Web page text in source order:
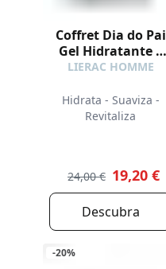
Coffret Dia do Pai
Gel Hidratante +
Gel de Banho
LIERAC HOMME
Hidrata - Suaviza -
Revitaliza
24,00 € 19,20 €
Descubra
-20%